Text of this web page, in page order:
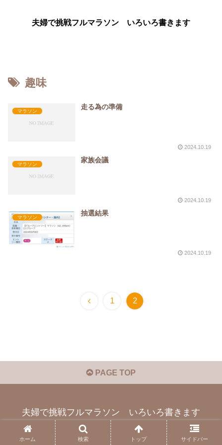
夫婦で挑戦フルマラソン いろいろ書きます
趣味
マラソン
走る為の準備
2024.10.19
マラソン
家族会議
2024.10.19
マラソン
抽選結果
2024.10.19
前
1 2
PAGE TOP
夫婦で挑戦フルマラソン いろいろ書きます
© 2024 夫婦で挑戦フルマラソン いろいろ書きます.
ホーム 検索 トップ サイドバー